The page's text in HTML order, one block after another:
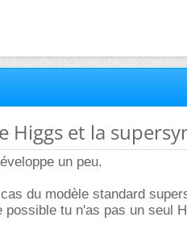
Higgs et la
un peu.
du modèle standard
possible tu n'as pas un seul